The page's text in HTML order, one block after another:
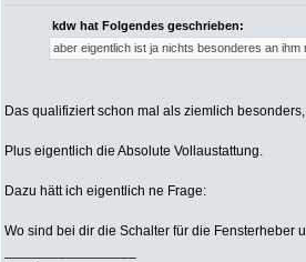
kdw hat Folgendes geschrieben:
aber eigentlich ist ja nichts besonderes an
Das qualifiziert schon mal als ziemlich
Plus eigentlich die Absolute Vollaustattung.
Dazu hätt ich eigentlich ne Frage:
Wo sind bei dir die Schalter für die Fensterheber